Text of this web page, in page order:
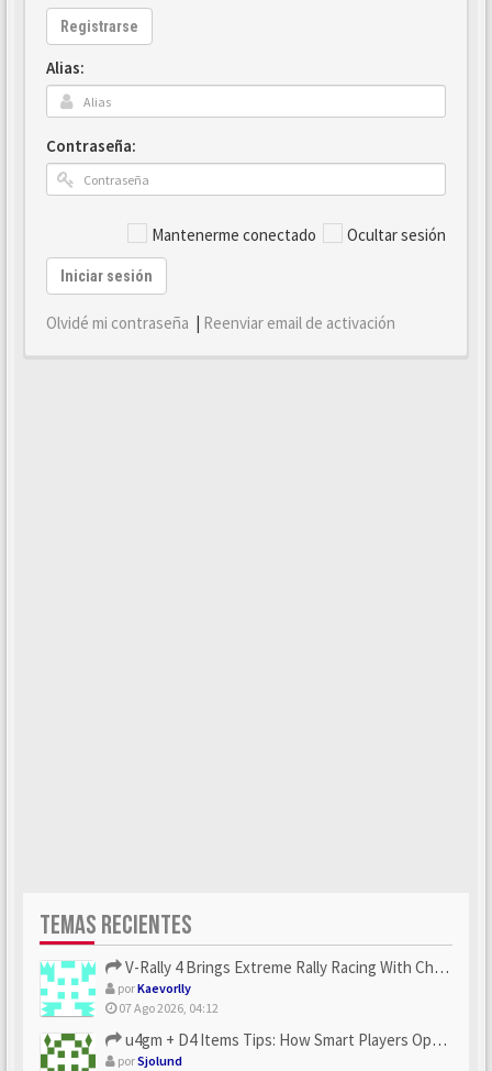
Registrarse
Alias:
Contraseña:
Mantenerme conectado Ocultar sesión
Iniciar sesión
Olvidé mi contraseña | Reenviar email de activación
TEMAS RECIENTES
V-Rally 4 Brings Extreme Rally Racing With Challenging Track...
porKaevorlly
07 Ago 2026, 04:12
u4gm + D4 Items Tips: How Smart Players Optimize Gear, Build...
porSjolund